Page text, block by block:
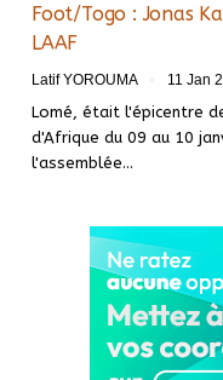
Foot/Togo : Jonas
LAAF
Latif YOROUMA 11 Jan
Lomé, était l'épicentre
d'Afrique du 09 au 10
l'assemblée…